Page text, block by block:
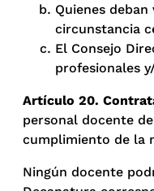
Quienes
circunstancia
El Consejo
profesionales
Artículo 20.
personal docente
cumplimiento de la
Ningún docente